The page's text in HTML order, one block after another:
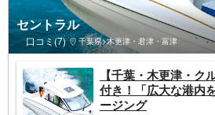
セントラル
口コミ(7) 千葉県>木更津・君津・富津
【千葉・木更津・ク
付き！「広大な港内
ージング